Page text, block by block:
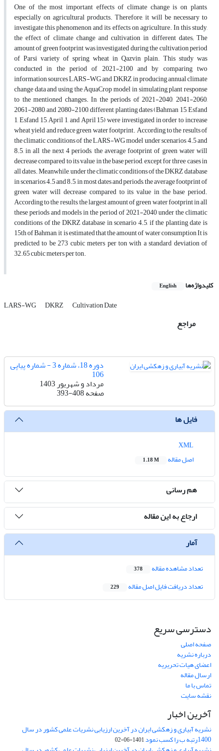
One of the most important effects of climate change is on plants,
especially on agricultural products. Therefore, it will be necessary to
investigate this phenomenon and its effects on agriculture. In this study,
the effect of climate change and cultivation in different dates; The
amount of green footprint was investigated during the cultivation period
of Parsi variety of spring wheat in Qazvin plain. This study was
conducted in the period of 2021-2100 and by comparing two
information sources LARS-WG and DKRZ in producing annual climate
change data and using the AquaCrop model in simulating plant response
to the mentioned changes. In the periods of 2021-2040, 2041-2060,
2061-2080, and 2080-2100, different planting dates (Bahman 15, Esfand
1, Esfand 15, April 1, and April 15) were investigated in order to increase
wheat yield and reduce green water footprint. According to the results of
the climatic conditions of the LARS-WG model under scenarios 4.5 and
8.5, in all the next 4 periods, the average footprint of green water will
decrease compared to its value in the base period, except for three cases in
all dates. Meanwhile, under the climatic conditions of the DKRZ database
in scenarios 4.5 and 8.5, in most dates and periods, the average footprint of
green water will decrease compared to its value in the base period.
According to the results, the largest amount of green water footprint in all
these periods and models in the period of 2021-2040 under the climatic
conditions of the DKRZ database in scenario 4.5, if the planting date is
15th of Bahman, it is estimated that the amount of water consumption It is
predicted to be 273 cubic meters per ton with a standard deviation of
32.65 cubic meters per ton.
کلیدواژه‌ها English
LARS-WG DKRZ Cultivation Date
مراجع
دوره 18، شماره 3 - شماره پیاپی
106
مرداد و شهریور 1403
صفحه393-408
فایل ها
اصل مقاله
1.18 M
هم رسانی
ارجاع به این مقاله
آمار
تعداد مشاهده مقاله 378
تعداد دریافت فایل اصل مقاله 229
دسترسی سریع
صفحه اصلی
درباره نشریه
اعضای هیات تحریریه
ارسال مقاله
تماس با ما
نقشه سایت
آخرین اخبار
نشریه آبیاری و زهکشی ایران در آخرین ارزیابی نشریات علمی کشور در سال
1400رتبه ب را کسب نمود 1401-06-02